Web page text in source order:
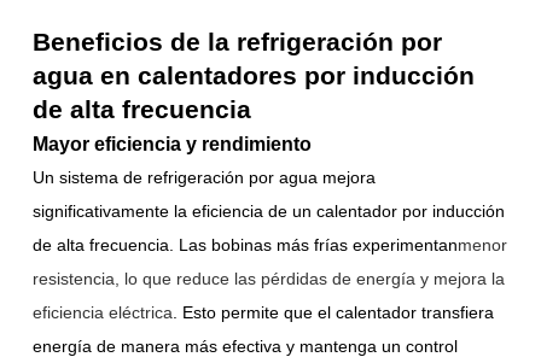
Beneficios de la refrigeración por
agua en calentadores por inducción
de alta frecuencia
Mayor eficiencia y rendimiento
Un sistema de refrigeración por agua mejora
significativamente la eficiencia de un calentador por inducción
de alta frecuencia. Las bobinas más frías experimentanmenor
resistencia, lo que reduce las pérdidas de energía y mejora la
eficiencia eléctrica . Esto permite que el calentador transfiera
energía de manera más efectiva y mantenga un control